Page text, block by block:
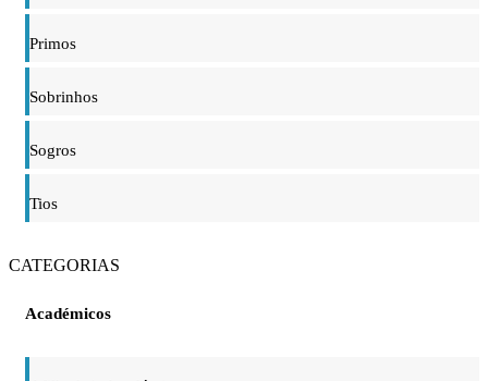
Primos
Sobrinhos
Sogros
Tios
CATEGORIAS
Académicos